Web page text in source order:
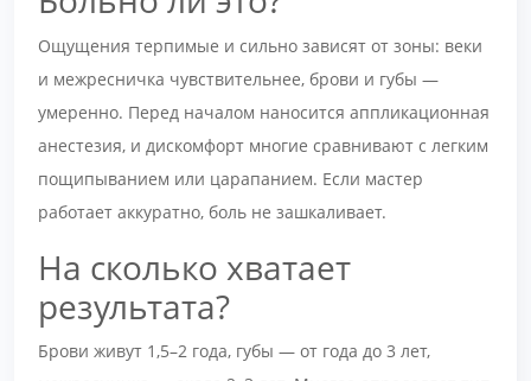
Ощущения терпимые и сильно зависят от зоны: веки
и межресничка чувствительнее, брови и губы —
умеренно. Перед началом наносится аппликационная
анестезия, и дискомфорт многие сравнивают с легким
пощипыванием или царапанием. Если мастер
работает аккуратно, боль не зашкаливает.
На сколько хватает
результата?
Брови живут 1,5–2 года, губы — от года до 3 лет,